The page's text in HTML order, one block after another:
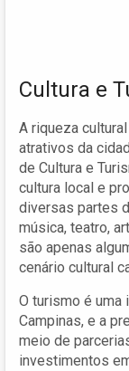
Cultura e
A riqueza
atrativos da
de Cultura e
cultura local e
diversas partes
música, teatro,
são apenas
cenário cultural
O turismo é uma
Campinas, e a
meio de
investimentos